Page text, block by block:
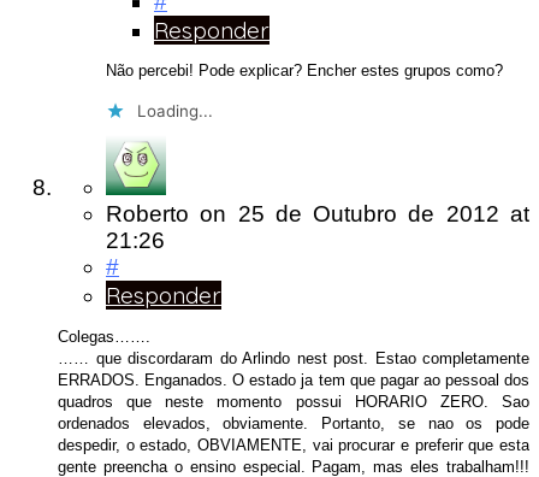
Responder
Não percebi! Pode explicar? Encher estes grupos como?
Loading...
Roberto on 25 de Outubro de 2012at
21:26
#
Responder
Colegas…….
…… que discordaram do Arlindo nest post. Estao completamente
ERRADOS. Enganados. O estado ja tem que pagar ao pessoal dos
quadros que neste momento possui HORARIO ZERO. Sao
ordenados elevados, obviamente. Portanto, se nao os pode
despedir, o estado, OBVIAMENTE, vai procurar e preferir que esta
gente preencha o ensino especial. Pagam, mas eles trabalham!!!